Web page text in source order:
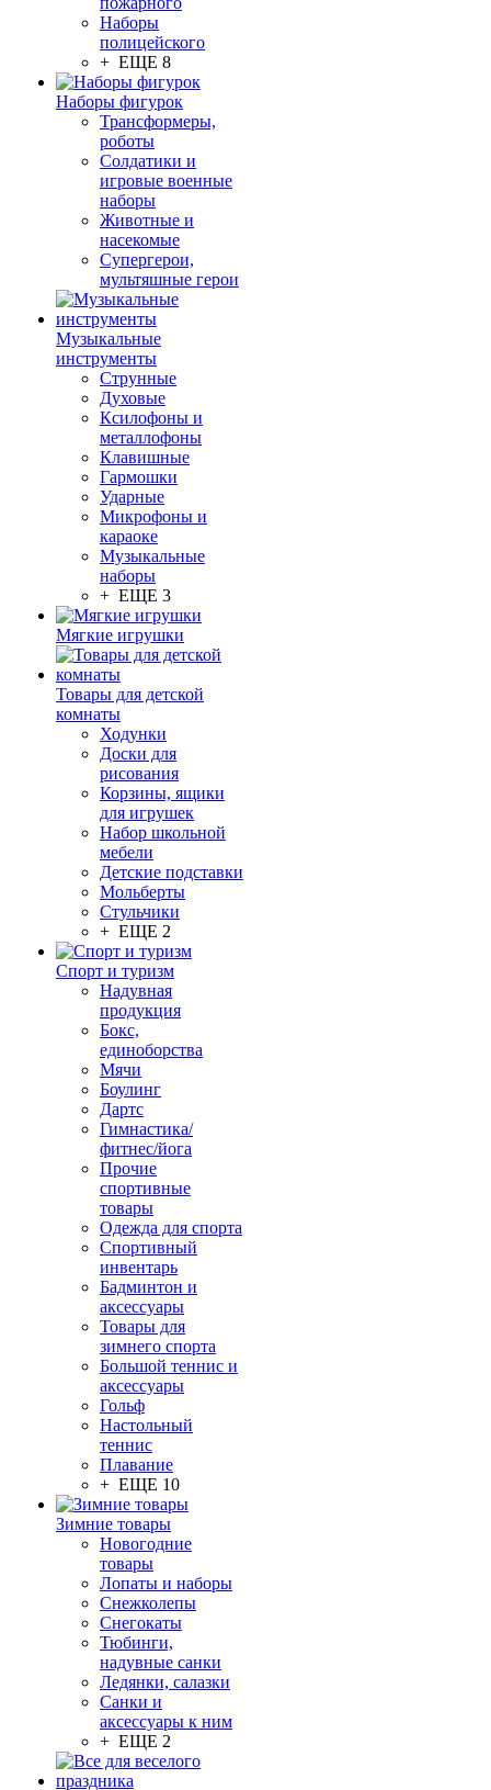
Наборы
полицейского
+ ЕЩЕ 8
Наборы фигурок
Трансформеры,
роботы
Солдатики и
игровые военные
наборы
Животные и
насекомые
Супергерои,
мультяшные герои
Музыкальные
инструменты
Струнные
Духовые
Ксилофоны и
металлофоны
Клавишные
Гармошки
Ударные
Микрофоны и
караоке
Музыкальные
наборы
+ ЕЩЕ 3
Мягкие игрушки
Товары для детской
комнаты
Ходунки
Доски для
рисования
Корзины, ящики
для игрушек
Набор школьной
мебели
Детские подставки
Мольберты
Стульчики
+ ЕЩЕ 2
Спорт и туризм
Надувная
продукция
Бокс,
единоборства
Мячи
Боулинг
Дартс
Гимнастика/
фитнес/йога
Прочие
спортивные
товары
Одежда для спорта
Спортивный
инвентарь
Бадминтон и
аксессуары
Товары для
зимнего спорта
Большой теннис и
аксессуары
Гольф
Настольный
теннис
Плавание
+ ЕЩЕ 10
Зимние товары
Новогодние
товары
Лопаты и наборы
Снежколепы
Снегокаты
Тюбинги,
надувные санки
Ледянки, салазки
Санки и
аксессуары к ним
+ ЕЩЕ 2